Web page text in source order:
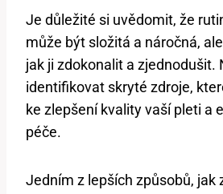
Je důležité si uvědomit, že
může být složitá a náročná,
jak ji zdokonalit a zjednodušit.
identifikovat skryté zdroje,
ke zlepšení kvality vaší pleti a
péče.
Jedním z lepších způsobů, jak